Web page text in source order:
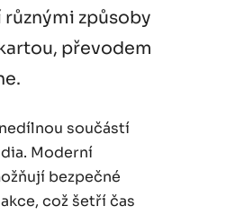
způsoby
převodem
součástí
Moderní
bezpečné
což šetří čas